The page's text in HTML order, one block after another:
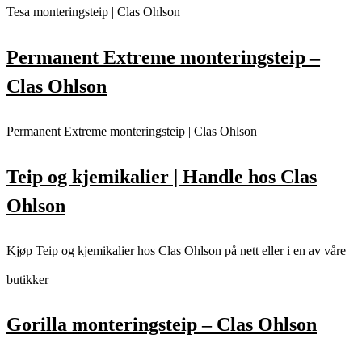
Tesa monteringsteip | Clas Ohlson
Permanent Extreme monteringsteip –
Clas Ohlson
Permanent Extreme monteringsteip | Clas Ohlson
Teip og kjemikalier | Handle hos Clas
Ohlson
Kjøp Teip og kjemikalier hos Clas Ohlson på nett eller i en av våre
butikker
Gorilla monteringsteip – Clas Ohlson